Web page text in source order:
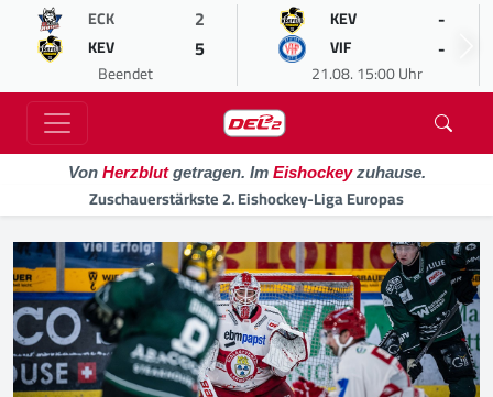
ECK 2
KEV 5
Beendet
KEV -
VIF -
21.08. 15:00 Uhr
Von Herzblutgetragen. Im Eishockeyzuhause.
Zuschauerstärkste 2. Eishockey-Liga Europas